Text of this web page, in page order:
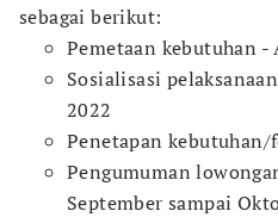
sebagai berikut:
Pemetaan kebutuhan -
Sosialisasi
2022
Penetapan kebutuhan/
Pengumuman
September sampai